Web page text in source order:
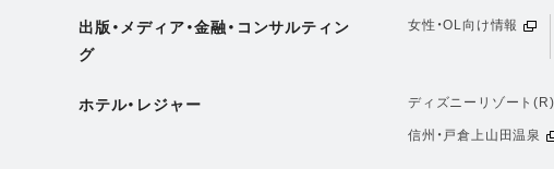
出版・メディア・金融・コンサルティン
グ
女性・OL向け情報
ホテル・レジャー ディズニーリゾート
信州・戸倉上山田温泉